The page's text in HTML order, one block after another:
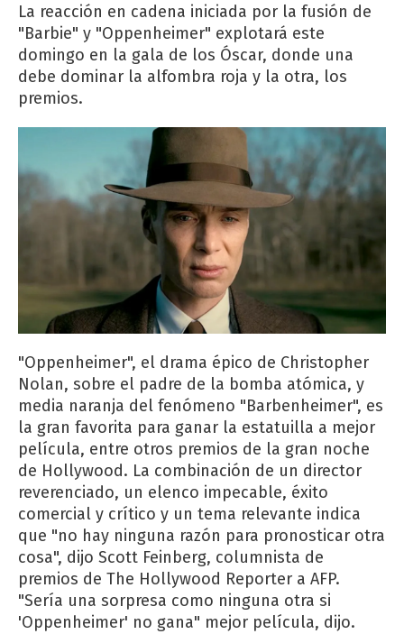
La reacción en cadena iniciada por la fusión de
"Barbie" y "Oppenheimer" explotará este
domingo en la gala de los Óscar, donde una
debe dominar la alfombra roja y la otra, los
premios.
"Oppenheimer", el drama épico de Christopher
Nolan, sobre el padre de la bomba atómica, y
media naranja del fenómeno "Barbenheimer", es
la gran favorita para ganar la estatuilla a mejor
película, entre otros premios de la gran noche
de Hollywood. La combinación de un director
reverenciado, un elenco impecable, éxito
comercial y crítico y un tema relevante indica
que "no hay ninguna razón para pronosticar otra
cosa", dijo Scott Feinberg, columnista de
premios de The Hollywood Reporter a AFP.
"Sería una sorpresa como ninguna otra si
'Oppenheimer' no gana" mejor película, dijo.